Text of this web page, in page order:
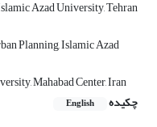
Azad University, Tehran
Planning, Islamic Azad
Mahabad Center, Iran
چکیده
English